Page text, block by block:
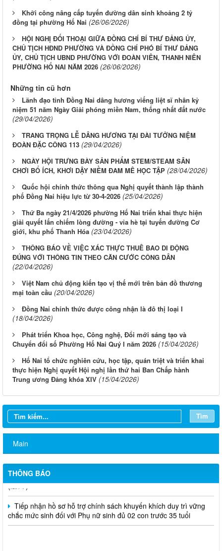
Khởi công nâng cấp tuyến đường dân sinh khoảng 2 tỷ
đồng tại phường Hố Nai (26/06/2026)
HỘI NGHỊ ĐỐI THOẠI GIỮA ĐỒNG CHÍ BÍ THƯ ĐẢNG ỦY,
CHỦ TỊCH HĐND PHƯỜNG VÀ ĐỒNG CHÍ PHÓ BÍ THƯ ĐẢNG
ỦY, CHỦ TỊCH UBND PHƯỜNG VỚI ĐOÀN VIÊN, THANH NIÊN
PHƯỜNG HỐ NAI NĂM 2026 (26/06/2026)
Những tin cũ hơn
Lãnh đạo tỉnh Đồng Nai dâng hương viếng liệt sĩ nhân kỷ
niệm 51 năm Ngày Giải phóng miền Nam, thống nhất đất nước
(29/04/2026)
TRANG TRỌNG LỄ DÂNG HƯƠNG TẠI ĐÀI TƯỞNG NIỆM
ĐOÀN ĐẶC CÔNG 113 (29/04/2026)
NGÀY HỘI TRƯNG BÀY SẢN PHẨM STEM/STEAM SÂN
CHƠI BỔ ÍCH, KHƠI DẬY NIỀM ĐAM MÊ HỌC TẬP (28/04/2026)
Quốc hội chính thức thông qua Nghị quyết thành lập thành
phố Đồng Nai hiệu lực từ 30-4-2026 (25/04/2026)
Thứ Ba ngày 21/4/2026 phường Hố Nai triển khai thực hiện
giải quyết lấn chiếm lòng đường - vỉa hè tại tuyến đường Cơ
giới, khu phố Thanh Hóa (23/04/2026)
THÔNG BÁO VỀ VIỆC XÁC THỰC THUÊ BAO DI ĐỘNG
ĐÚNG VỚI THÔNG TIN THEO CĂN CƯỚC CÔNG DÂN
(22/04/2026)
Việt Nam chủ động kiến tạo vị thế mới trên bản đồ thương
mại toàn cầu (20/04/2026)
Đồng Nai chính thức được công nhận là đô thị loại I
(18/04/2026)
Phát triển Khoa học, Công nghệ, Đổi mới sáng tạo và
Chuyển đổi số Phường Hố Nai Quý I năm 2026 (15/04/2026)
Hố Nai tổ chức nghiên cứu, học tập, quán triệt và triển khai
thực hiện Nghị quyết Hội nghị lần thứ hai Ban Chấp hành
Trung ương Đảng khóa XIV (15/04/2026)
Tìm
Main
THÔNG BÁO
Thông báo rà soát việc cấp Giấy chứng nhận quyền sử dụng
đất đối với các trường học, cơ sở giáo dục công lập trên địa bàn
phường
Khám sức khỏe sàng lọc cho trẻ từ 0 đến 6 tuổi
Công khai điều chỉnh chỉ tiêu kế hoạch đầu tư công năm 2026
(lần 7)
Tiếp nhận hồ sơ hỗ trợ chính sách khuyến khích duy trì vững
chắc mức sinh đối với Phụ nữ sinh đủ 02 con trước 35 tuổi